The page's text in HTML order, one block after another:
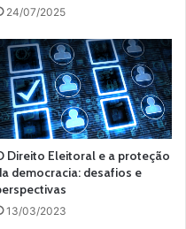
24/07/2025
Direito Eleitoral e a proteção
democracia: desafios e
13/03/2023